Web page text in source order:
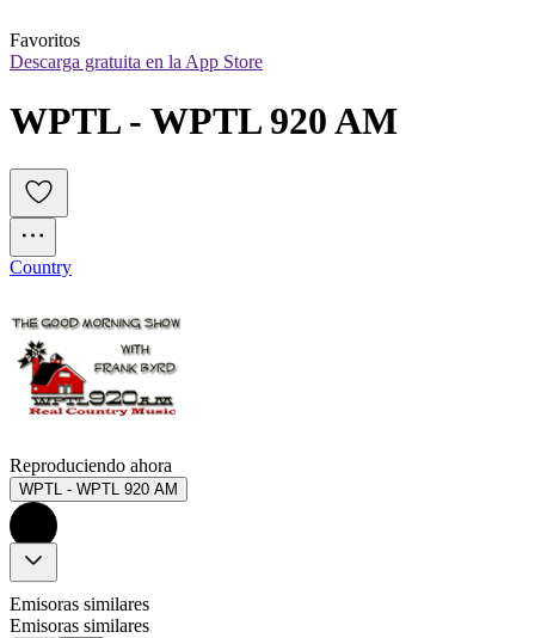
Favoritos
Descarga gratuita en la App Store
WPTL - WPTL 920 AM
Country
Reproduciendo ahora
WPTL - WPTL 920 AM
Emisoras similares
Emisoras similares